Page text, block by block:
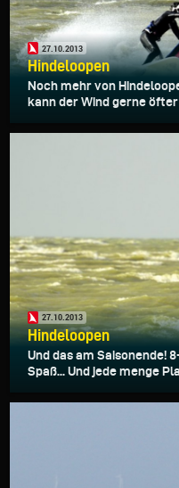
27.10.2013
Hindeloopen
Noch mehr von
kann der Wind gerne
27.10.2013
Hindeloopen
Und das am Saisonende!
Spaß... Und jede menge